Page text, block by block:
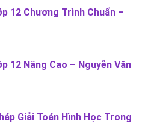
12 Chương Trình Chuẩn –
12 Nâng Cao – Nguyễn Văn
Giải Toán Hình Học Trong